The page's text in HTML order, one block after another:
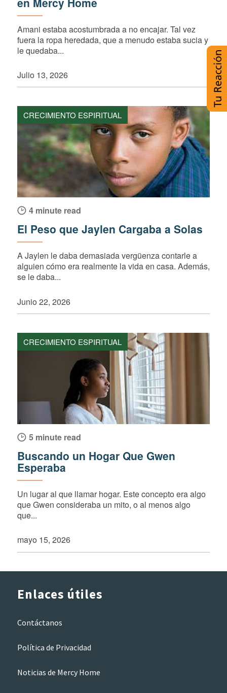
Amani estaba acostumbrada a no encajar. Tal vez
fuera la ropa heredada, que a menudo estaba sucia y
le quedaba...
Julio 13, 2026
CRECIMIENTO ESPIRITUAL
4 minute read
El Peso que Jaylen Cargaba a Solas
A Jaylen le daba demasiada vergüenza contarle a
alguien cómo era realmente la vida en casa. Además,
se le daba...
Junio 22, 2026
CRECIMIENTO ESPIRITUAL
5 minute read
Buscando un Hogar Que Gwen
Esperaba
Un lugar al que llamar hogar. Este concepto era algo
que Gwen consideraba un mito, o al menos algo
que...
mayo 15, 2026
Enlaces útiles
Contáctanos
Política de Privacidad
Noticias de Mercy Home